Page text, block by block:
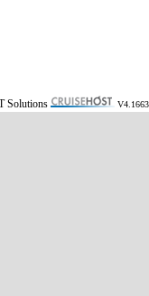
Solutions V4.1663